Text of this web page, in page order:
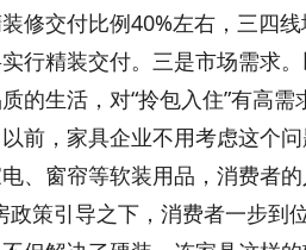
修交付比例40%左右，三四
行精装交付。三是市场需求
的生活，对“拎包入住”有高
前，家具企业不用考虑这个
、窗帘等软装用品，消费者的
策引导之下，消费者一步到